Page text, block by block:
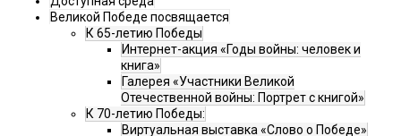
Великой Победе посвящается
К 65-летию Победы
Интернет-акция «Годы войны: человек и
книга»
Галерея «Участники Великой
Отечественной войны: Портрет с книгой»
К 70-летию Победы:
Виртуальная выставка «Слово о Победе»